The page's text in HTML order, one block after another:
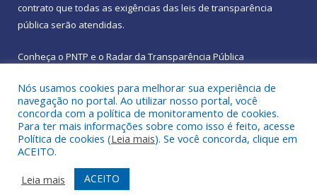
contrato que todas as exigências das leis de transparência
pública serão atendidas.
Conheça o PNTP e o Radar da Transparência Pública
Todos os direitos reservados a Prefeitura Municipal de
Rebouças.
Mapa do Site
Acessar Área Administrativa
Acessar Webmail
Nós usamos cookies para melhorar sua experiência de
navegação no portal. Ao utilizar nosso portal, você
concorda com a política de monitoramento de cookies.
Para ter mais informações sobre como isso é feito, acesse
Política de cookies (Leia mais). Se você concorda, clique em
ACEITO.
Leia mais
ACEITO